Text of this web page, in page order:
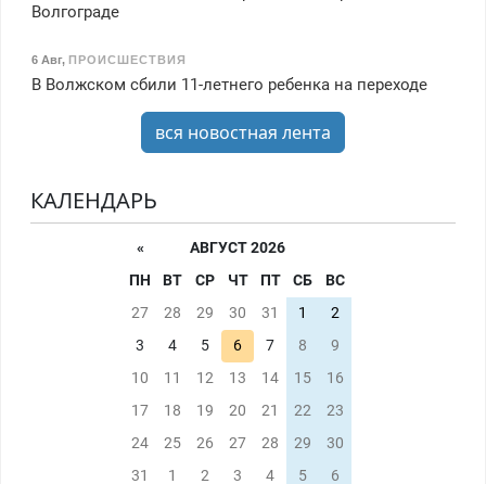
Волгограде
6 Авг, ПРОИСШЕСТВИЯ
В Волжском сбили 11-летнего ребенка на переходе
вся новостная лента
КАЛЕНДАРЬ
«
АВГУСТ 2026
ПН
ВТ СР ЧТ ПТ СБ
ВС
27
28 29 30 31 1
2
3
4 5 6 7 8
9
10
11 12 13 14 15
16
17
18 19 20 21 22
23
24
25 26 27 28 29
30
31
1 2 3 4 5 6